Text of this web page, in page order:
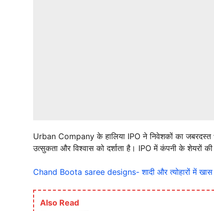
Urban Company के हालिया IPO ने निवेशकों का जबरदस्त
उत्सुकता और विश्वास को दर्शाता है। IPO में कंपनी के
Chand Boota saree designs- शादी और त्योहारों में
Also Read